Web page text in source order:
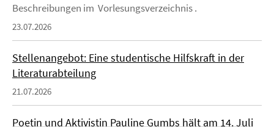
Beschreibungen im Vorlesungsverzeichnis .
23.07.2026
Stellenangebot: Eine studentische Hilfskraft in der
Literaturabteilung
21.07.2026
Poetin und Aktivistin Pauline Gumbs hält am 14. Juli